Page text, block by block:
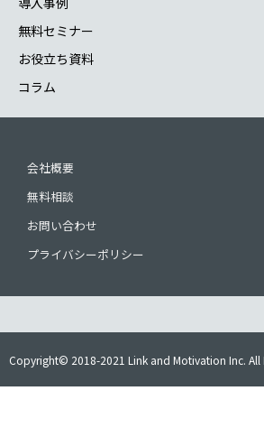
無料セミナー
お役立ち資料
コラム
会社概要
無料相談
お問い合わせ
プライバシーポリシー
Copyright© 2018-2021 Link and Motivation Inc. All